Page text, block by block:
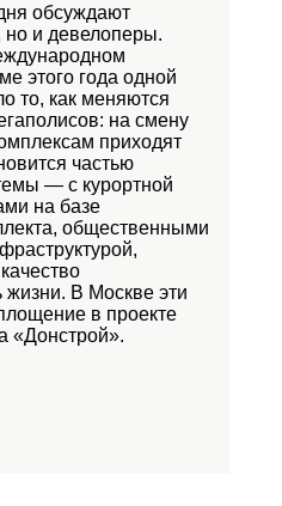
обсуждают
но и девелоперы.
этого года одной
то, как меняются
на смену
приходят
частью
— с курортной
на базе
общественными
жизни. В Москве эти
в проекте
«Донстрой».